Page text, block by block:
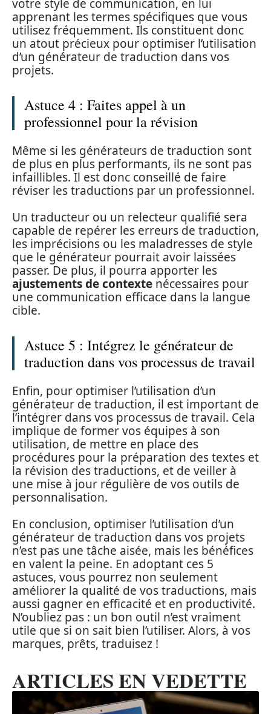
votre style de communication, en lui
apprenant les termes spécifiques que vous
utilisez fréquemment. Ils constituent donc
un atout précieux pour optimiser l’utilisation
d’un générateur de traduction dans vos
projets.
Astuce 4 : Faites appel à un
professionnel pour la révision
Même si les générateurs de traduction sont
de plus en plus performants, ils ne sont pas
infaillibles. Il est donc conseillé de faire
réviser les traductions par un professionnel.
Un traducteur ou un relecteur qualifié sera
capable de repérer les erreurs de traduction,
les imprécisions ou les maladresses de style
que le générateur pourrait avoir laissées
passer. De plus, il pourra apporter les
ajustements de contexte nécessaires pour
une communication efficace dans la langue
cible.
Astuce 5 : Intégrez le générateur de
traduction dans vos processus de travail
Enfin, pour optimiser l’utilisation d’un
générateur de traduction, il est important de
l’intégrer dans vos processus de travail. Cela
implique de former vos équipes à son
utilisation, de mettre en place des
procédures pour la préparation des textes et
la révision des traductions, et de veiller à
une mise à jour régulière de vos outils de
personnalisation.
En conclusion, optimiser l’utilisation d’un
générateur de traduction dans vos projets
n’est pas une tâche aisée, mais les bénéfices
en valent la peine. En adoptant ces 5
astuces, vous pourrez non seulement
améliorer la qualité de vos traductions, mais
aussi gagner en efficacité et en productivité.
N’oubliez pas : un bon outil n’est vraiment
utile que si on sait bien l’utiliser. Alors, à vos
marques, prêts, traduisez !
ARTICLES EN VEDETTE